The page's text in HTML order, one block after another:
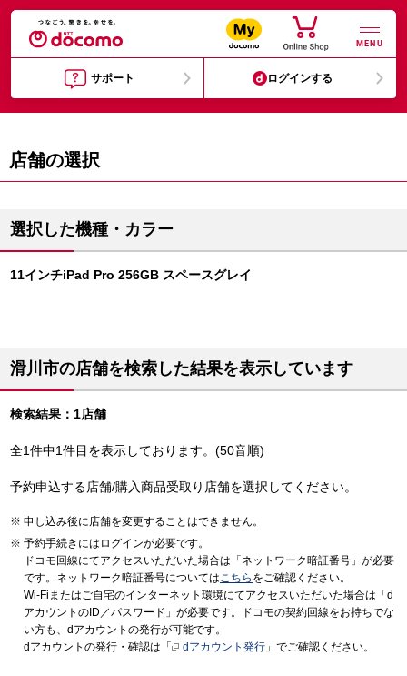
MENU
サポート ログインする
店舗の選択
選択した機種・カラー
11インチiPad Pro 256GB スペースグレイ
滑川市の店舗を検索した結果を表示しています
検索結果：1店舗
全1件中1件目を表示しております。(50音順)
予約申込する店舗/購入商品受取り店舗を選択してください。
申し込み後に店舗を変更することはできません。
予約手続きにはログインが必要です。
ドコモ回線にてアクセスいただいた場合は「ネットワーク暗証番号」が必要
です。ネットワーク暗証番号についてはこちら をご確認ください。
Wi-Fiまたはご自宅のインターネット環境にてアクセスいただいた場合は「d
アカウントのID／パスワード」が必要です。ドコモの契約回線をお持ちでな
い方も、dアカウントの発行が可能です。
dアカウントの発行・確認は「
dアカウント発行 」でご確認ください。